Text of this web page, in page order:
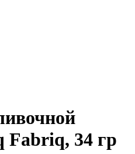
Fabriq, 34 гр